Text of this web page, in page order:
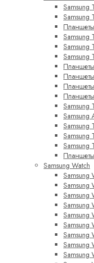
Samsung
Samsung
Samsung
Samsung
Samsung
Samsung
Samsung
Samsung
Samsung
Samsung
Samsung Watch
Samsung
Samsung
Samsung
Samsung
Samsung
Samsung
Samsung
Samsung